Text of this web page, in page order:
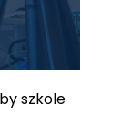
szkole